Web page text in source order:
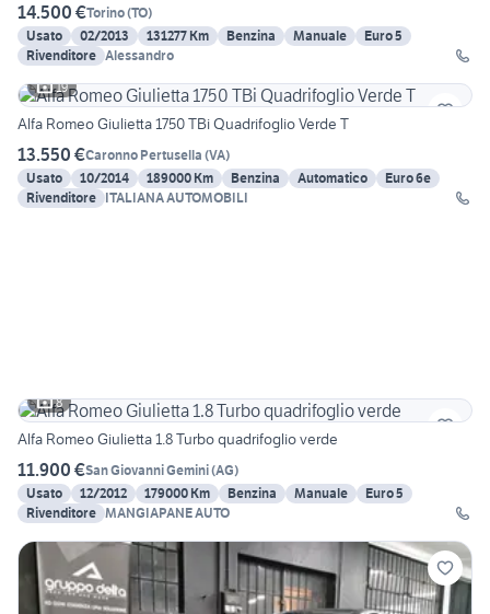
14.500 €Torino(TO)
Usato
02/2013 131277 Km Benzina Manuale
Euro 5
Rivenditore Alessandro
19
Alfa Romeo Giulietta 1750 TBi Quadrifoglio Verde T
13.550 €Caronno Pertusella (VA)
Usato
10/2014 189000 Km Benzina Automatico
Euro 6e
Rivenditore ITALIANA AUTOMOBILI
8
Alfa Romeo Giulietta 1.8 Turbo quadrifoglio verde
11.900 €San Giovanni Gemini(AG)
Usato
12/2012 179000 Km Benzina Manuale
Euro 5
Rivenditore MANGIAPANE AUTO